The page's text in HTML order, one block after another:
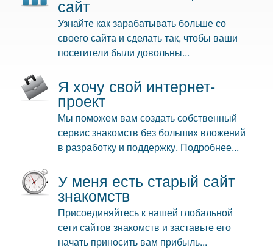
сайт
Узнайте как зарабатывать больше со
своего сайта и сделать так, чтобы ваши
посетители были довольны...
Я хочу свой интернет-
проект
Мы поможем вам создать собственный
сервис знакомств без больших вложений
в разработку и поддержку. Подробнее...
У меня есть старый сайт
знакомств
Присоединяйтесь к нашей глобальной
сети сайтов знакомств и заставьте его
начать приносить вам прибыль...